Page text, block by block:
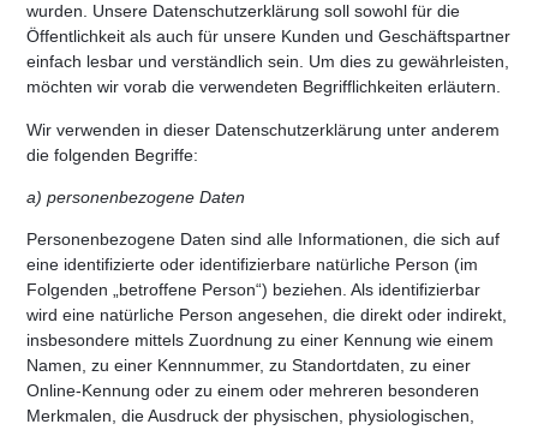
wurden. Unsere Datenschutzerklärung soll sowohl für die
Öffentlichkeit als auch für unsere Kunden und Geschäftspartner
einfach lesbar und verständlich sein. Um dies zu gewährleisten,
möchten wir vorab die verwendeten Begrifflichkeiten erläutern.
Wir verwenden in dieser Datenschutzerklärung unter anderem
die folgenden Begriffe:
a) personenbezogene Daten
Personenbezogene Daten sind alle Informationen, die sich auf
eine identifizierte oder identifizierbare natürliche Person (im
Folgenden „betroffene Person“) beziehen. Als identifizierbar
wird eine natürliche Person angesehen, die direkt oder indirekt,
insbesondere mittels Zuordnung zu einer Kennung wie einem
Namen, zu einer Kennnummer, zu Standortdaten, zu einer
Online-Kennung oder zu einem oder mehreren besonderen
Merkmalen, die Ausdruck der physischen, physiologischen,